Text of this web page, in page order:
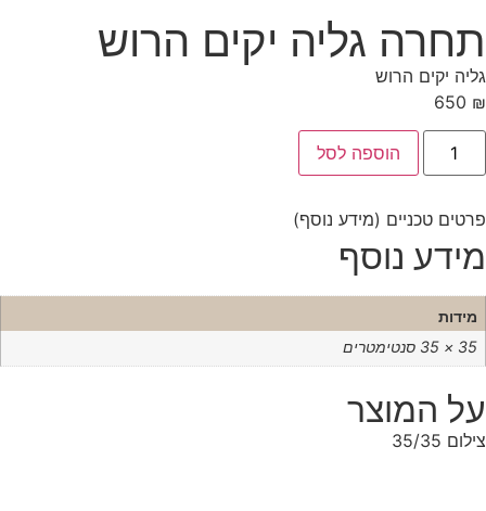
גליה יקים הרוש
יקים הרוש
650
הוספה לסל
טכניים (מידע נוסף)
נוסף
סנטימטרים
המוצר
35/35